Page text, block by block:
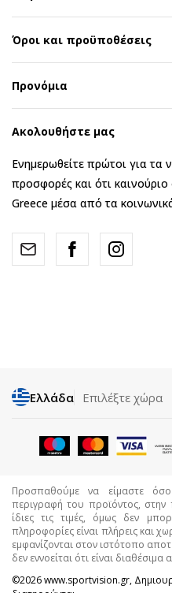
Όροι και προϋποθέσεις
Προνόμια
Ακολουθήστε μας
Ενημερωθείτε πρώτοι για τα
προσφορές και ότι
Greece μέσα από τα
Ελλάδα Επιλέξτε χώρα
Προσπαθούμε να είμαστε
περιγραφή του προϊόντος, στην
ίδιες τις τιμές, όμως δεν
πληροφορίες είναι πλήρεις και
εμφανίζονται στον ιστότοπο
δεν εννοείται ότι είναι
©2026www.sportvision.gr,